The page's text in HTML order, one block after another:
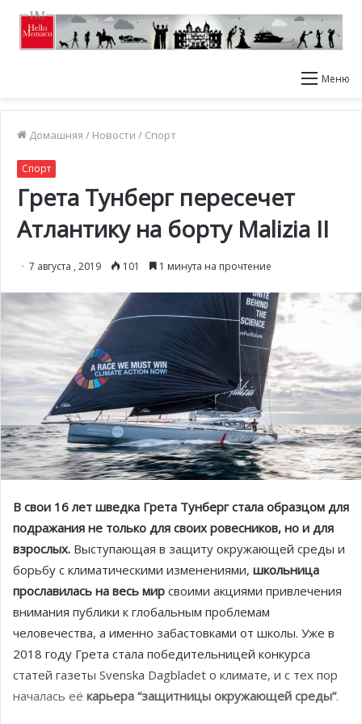
Меню
Домашняя / Новости / Спорт
Спорт
Грета Тунберг пересечет
Атлантику на борту Malizia II
7 августа , 2019 101 1 минута на прочтение
В свои 16 лет шведка Грета Тунберг стала образцом для
подражания не только для своих ровесников, но и для
взрослых. Выступающая в защиту окружающей среды и
борьбу с климатическими изменениями, школьница
прославилась на весь мир своими акциями привлечения
внимания публики к глобальным проблемам
человечества, а именно забастовками от школы. Уже в
2018 году Грета стала победительницей конкурса
статей газеты Svenska Dagbladet о климате, и с тех пор
началась её карьера “защитницы окружающей среды”.